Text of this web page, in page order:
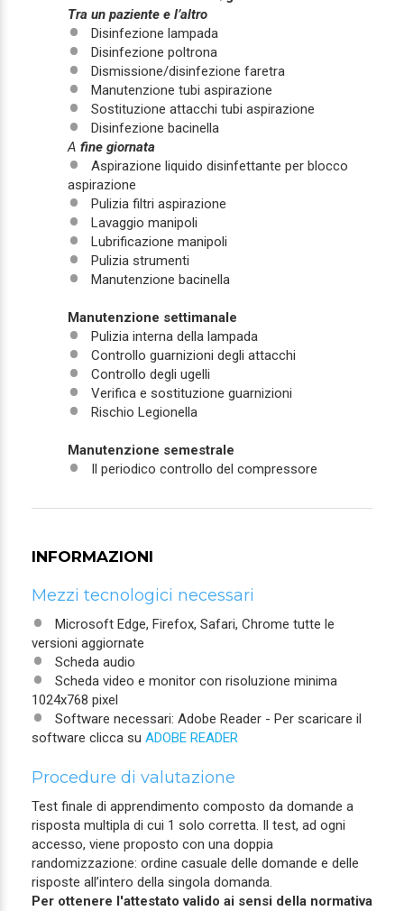
Tra un paziente e l’altro
Disinfezione lampada
Disinfezione poltrona
Dismissione/disinfezione faretra
Manutenzione tubi aspirazione
Sostituzione attacchi tubi aspirazione
Disinfezione bacinella
A fine giornata
Aspirazione liquido disinfettante per blocco
aspirazione
Pulizia filtri aspirazione
Lavaggio manipoli
Lubrificazione manipoli
Pulizia strumenti
Manutenzione bacinella
Manutenzione settimanale
Pulizia interna della lampada
Controllo guarnizioni degli attacchi
Controllo degli ugelli
Verifica e sostituzione guarnizioni
Rischio Legionella
Manutenzione semestrale
Il periodico controllo del compressore
INFORMAZIONI
Mezzi tecnologici necessari
Microsoft Edge, Firefox, Safari, Chrome tutte le
versioni aggiornate
Scheda audio
Scheda video e monitor con risoluzione minima
1024x768 pixel
Software necessari: Adobe Reader - Per scaricare il
software clicca su ADOBE READER
Procedure di valutazione
Test finale di apprendimento composto da domande a
risposta multipla di cui 1 solo corretta. Il test, ad ogni
accesso, viene proposto con una doppia
randomizzazione: ordine casuale delle domande e delle
risposte all’intero della singola domanda.
Per ottenere l'attestato valido ai sensi della normativa